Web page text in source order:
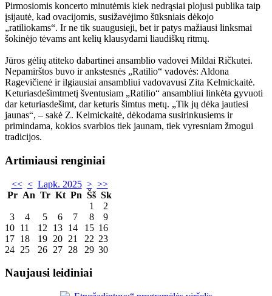
Pirmosiomis koncerto minutėmis kiek nedrąsiai plojusi publika taip
įsijautė, kad ovacijomis, susižavėjimo šūksniais dėkojo
„ratiliokams“. Ir ne tik suaugusieji, bet ir patys mažiausi linksmai
šokinėjo tėvams ant kelių klausydami liaudiškų ritmų.
Jūros gėlių atiteko dabartinei ansamblio vadovei Mildai Ričkutei.
Nepamirštos buvo ir ankstesnės „Ratilio“ vadovės: Aldona
Ragevičienė ir ilgiausiai ansambliui vadovavusi Zita Kelmickaitė.
Keturiasdešimtmetį šventusiam „Ratilio“ ansambliui linkėta gyvuoti
dar keturiasdešimt, dar keturis šimtus metų. „Tik jų dėka jautiesi
jaunas“, – sakė Z. Kelmickaitė, dėkodama susirinkusiems ir
primindama, kokios svarbios tiek jaunam, tiek vyresniam žmogui
tradicijos.
Artimiausi renginiai
<< < Lapk. 2025 > >>
Pr An Tr Kt Pn Šš Sk
1
2
3
4 5 6 7 8
9
10 11 12 13 14 15 16
17 18 19 20 21 22 23
24 25 26 27 28 29 30
Naujausi leidiniai